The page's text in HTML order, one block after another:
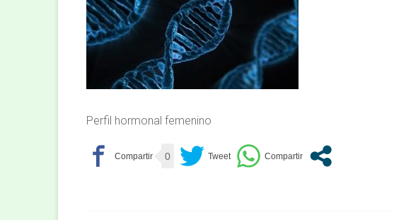
Perfil hormonal femenino
0